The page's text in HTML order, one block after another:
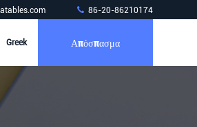
86-20-86210174
Greek Απόσπασμα